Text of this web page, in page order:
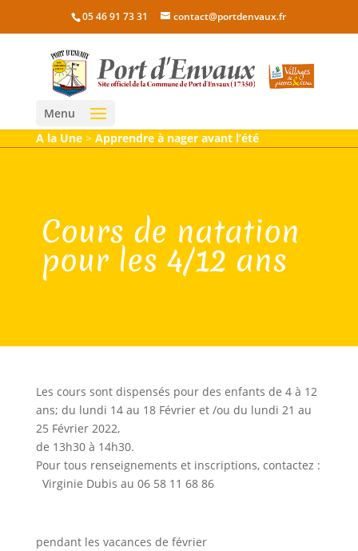
05 46 91 73 31 contact@portdenvaux.fr
Menu
A la Une> Apprendre à nager avant l’été
Cours de natation
pour les 4/12 ans
Les cours sont dispensés pour des enfants de 4 à 12
ans; du lundi 14 au 18 Février et /ou du lundi 21 au
25 Février 2022,
de 13h30 à 14h30.
Pour tous renseignements et inscriptions, contactez :
Virginie Dubis au 06 58 11 68 86
pendant les vacances de février